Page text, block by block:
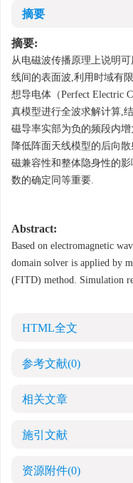
10.13443/j.cjors.2013101801
摘要
摘要:
从电磁波传播原理上说明
线间的表面波,利用时域有
想导电体（Perfect Electric
真模型进行全波求解计算,
磁导率实部为负的频段内
降低阵面天线模型的后向散
磁兼容性和整体隐身性的影
数的确定同等重要.
Abstract:
Based on electromagnetic
domain solver is applied by
(FITD) method. Simulation
HTML全文
参考文献(0)
相关文章
施引文献
资源附件(0)